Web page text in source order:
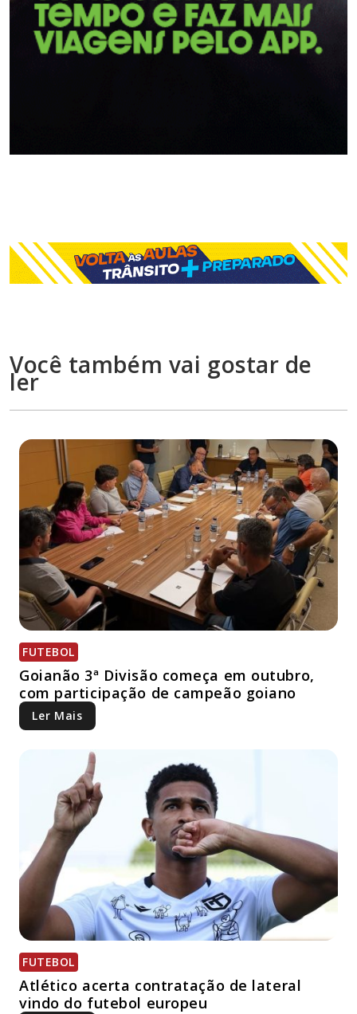
Você também vai gostar de
ler
FUTEBOL
Goianão 3ª Divisão começa em outubro,
com participação de campeão goiano
Ler Mais
FUTEBOL
Atlético acerta contratação de lateral
vindo do futebol europeu